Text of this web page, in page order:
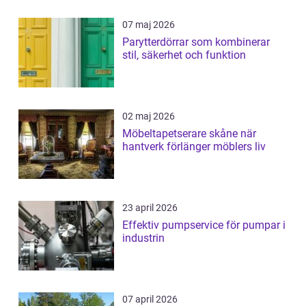
07 maj 2026
Parytterdörrar som kombinerar
stil, säkerhet och funktion
02 maj 2026
Möbeltapetserare skåne när
hantverk förlänger möblers liv
23 april 2026
Effektiv pumpservice för pumpar i
industrin
07 april 2026